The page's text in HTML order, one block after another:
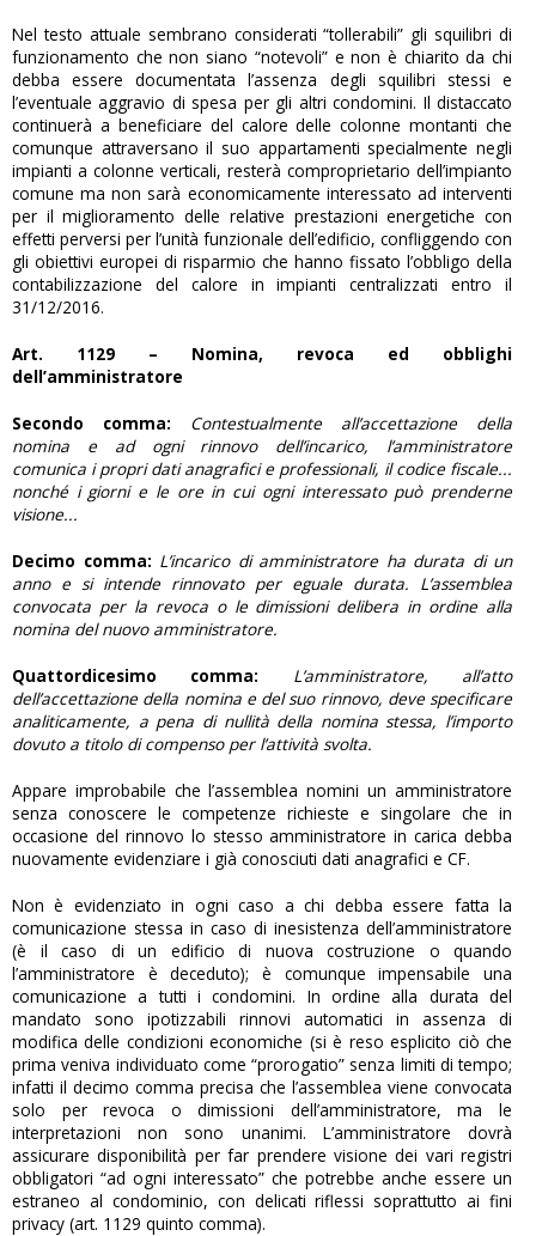
Nel testo attuale sembrano considerati “tollerabili” gli squilibri di
funzionamento che non siano “notevoli” e non è chiarito da chi
debba essere documentata l’assenza degli squilibri stessi e
l’eventuale aggravio di spesa per gli altri condomini. Il distaccato
continuerà a beneficiare del calore delle colonne montanti che
comunque attraversano il suo appartamenti specialmente negli
impianti a colonne verticali, resterà comproprietario dell’impianto
comune ma non sarà economicamente interessato ad interventi
per il miglioramento delle relative prestazioni energetiche con
effetti perversi per l’unità funzionale dell’edificio, confliggendo con
gli obiettivi europei di risparmio che hanno fissato l’obbligo della
contabilizzazione del calore in impianti centralizzati entro il
31/12/2016.
Art. 1129 – Nomina, revoca ed obblighi
dell’amministratore
Secondo comma:
Contestualmente all’accettazione della
nomina e ad ogni rinnovo dell’incarico, l’amministratore
comunica i propri dati anagrafici e professionali, il codice fiscale...
nonché i giorni e le ore in cui ogni interessato può prenderne
visione...
Decimo comma: L’incarico di amministratore ha durata di un
anno e si intende rinnovato per eguale durata. L’assemblea
convocata per la revoca o le dimissioni delibera in ordine alla
nomina del nuovo amministratore.
Quattordicesimo comma:
L’amministratore, all’atto
dell’accettazione della nomina e del suo rinnovo, deve specificare
analiticamente, a pena di nullità della nomina stessa, l’importo
dovuto a titolo di compenso per l’attività svolta.
Appare improbabile che l’assemblea nomini un amministratore
senza conoscere le competenze richieste e singolare che in
occasione del rinnovo lo stesso amministratore in carica debba
nuovamente evidenziare i già conosciuti dati anagrafici e CF.
Non è evidenziato in ogni caso a chi debba essere fatta la
comunicazione stessa in caso di inesistenza dell’amministratore
(è il caso di un edificio di nuova costruzione o quando
l’amministratore è deceduto); è comunque impensabile una
comunicazione a tutti i condomini. In ordine alla durata del
mandato sono ipotizzabili rinnovi automatici in assenza di
modifica delle condizioni economiche (si è reso esplicito ciò che
prima veniva individuato come “prorogatio” senza limiti di tempo;
infatti il decimo comma precisa che l’assemblea viene convocata
solo per revoca o dimissioni dell’amministratore, ma le
interpretazioni non sono unanimi. L’amministratore dovrà
assicurare disponibilità per far prendere visione dei vari registri
obbligatori “ad ogni interessato” che potrebbe anche essere un
estraneo al condominio, con delicati riflessi soprattutto ai fini
privacy (art. 1129 quinto comma).